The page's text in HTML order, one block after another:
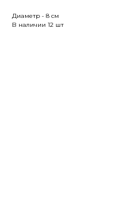
Диаметр - 8 см
В наличии 12 шт